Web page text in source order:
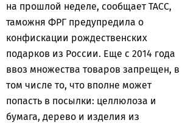
на прошлой неделе, сообщает ТАСС,
таможня ФРГ предупредила о
конфискации рождественских
подарков из России. Еще с 2014 года
ввоз множества товаров запрещен, в
том числе то, что вполне может
попасть в посылки: целлюлоза и
бумага, дерево и изделия из